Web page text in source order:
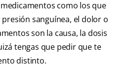
como los que
sanguínea, el dolor o
son la causa, la dosis
tengas que pedir que te
distinto.